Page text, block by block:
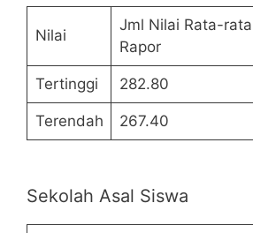
Nilai
Jml Nilai Rata-rata
Rapor
Tertinggi 282.80
Terendah 267.40
Sekolah Asal Siswa